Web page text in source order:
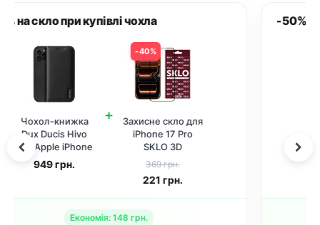
-50% на скло при купівлі чохла
Чохол-книжка
Dux Ducis Hivo
для Apple iPhone
17 Pro (6.3") Black
Захисне скло для
iPhone 17 Pro 5D
Економія